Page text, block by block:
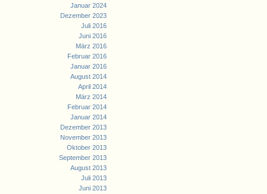
Januar 2024
Dezember 2023
Juli 2016
Juni 2016
März 2016
Februar 2016
Januar 2016
August 2014
April 2014
März 2014
Februar 2014
Januar 2014
Dezember 2013
November 2013
Oktober 2013
September 2013
August 2013
Juli 2013
Juni 2013